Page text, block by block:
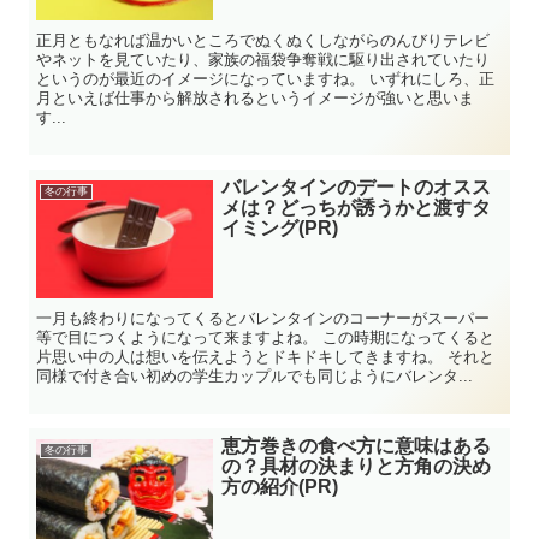
正月ともなれば温かいところでぬくぬくしながらのんびりテレビ
やネットを見ていたり、家族の福袋争奪戦に駆り出されていたり
というのが最近のイメージになっていますね。 いずれにしろ、正
月といえば仕事から解放されるというイメージが強いと思いま
す...
冬の行事
バレンタインのデートのオスス
メは？どっちが誘うかと渡すタ
イミング(PR)
一月も終わりになってくるとバレンタインのコーナーがスーパー
等で目につくようになって来ますよね。 この時期になってくると
片思い中の人は想いを伝えようとドキドキしてきますね。 それと
同様で付き合い初めの学生カップルでも同じようにバレンタ...
冬の行事
恵方巻きの食べ方に意味はある
の？具材の決まりと方角の決め
方の紹介(PR)